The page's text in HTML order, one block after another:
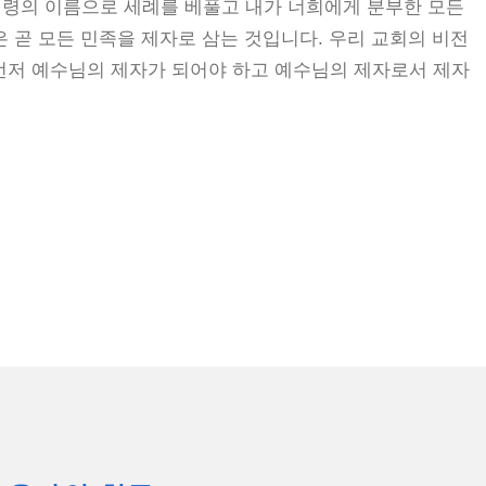
의 이름으로 세례를 베풀고 내가 너희에게 분부한 모든
모든 민족을 제자로 삼는 것입니다. 우리 교회의 비전
예수님의 제자가 되어야 하고 예수님의 제자로서 제자